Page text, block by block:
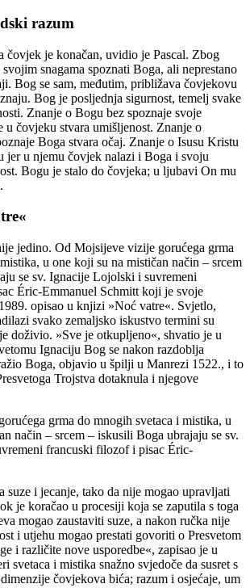
razum
čovjek je konačan, uvidio je Pascal. Zbog
snagama spoznati Boga, ali neprestano
Bog se sam, međutim, približava čovjekovu
Bog je posljednja sigurnost, temelj svake
Znanje o Bogu bez spoznaje svoje
u čovjeku stvara umišljenost. Znanje o
Boga stvara očaj. Znanje o Isusu Kristu
jer u njemu čovjek nalazi i Boga i svoju
Bogu je stalo do čovjeka; u ljubavi On mu
jedino. Od Mojsijeve vizije gorućega grma
u one koji su na mističan način – srcem
se sv. Ignacije Lojolski i suvremeni
Éric-Emmanuel Schmitt koji je svoje
opisao u knjizi »Noć vatre«. Svjetlo,
svako zemaljsko iskustvo termini su
doživio. »Sve je otkupljeno«, shvatio je u
Ignaciju Bog se nakon razdoblja
Boga, objavio u špilji u Manrezi 1522., i to
Trojstva dotaknula i njegove
grma do mnogih svetaca i mistika, u
način – srcem – iskusili Boga ubrajaju se sv.
francuski filozof i pisac Éric-
suze i jecanje, tako da nije mogao upravljati
je koračao u procesiji koja se zaputila s toga
mogao zaustaviti suze, a nakon ručka nije
i utjehu mogao prestati govoriti o Presvetom
i različite nove usporedbe«, zapisao je u
svetaca i mistika snažno svjedoče da susret s
čovjekova bića; razum i osjećaje, um